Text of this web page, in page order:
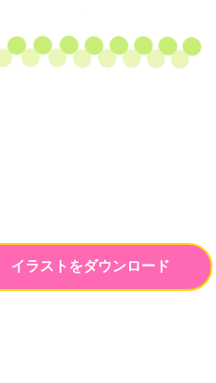
イラストをダウンロード